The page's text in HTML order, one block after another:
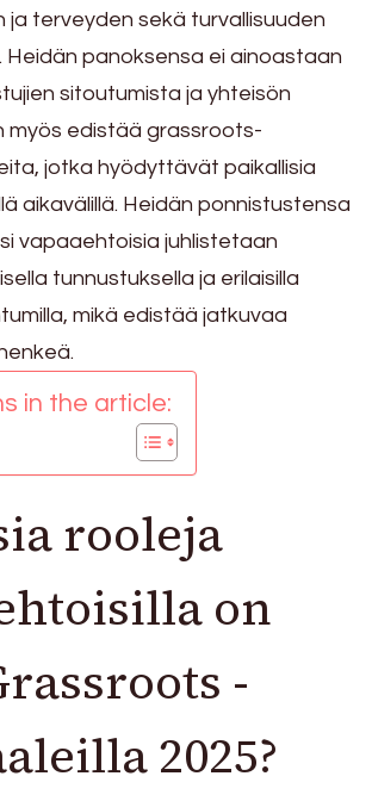
ja terveyden sekä turvallisuuden
Heidän panoksensa ei ainoastaan
sitoutumista ja yhteisön
myös edistää grassroots-
jotka hyödyttävät paikallisia
aikavälillä. Heidän ponnistustensa
vapaaehtoisia juhlistetaan
tunnustuksella ja erilaisilla
mikä edistää jatkuvaa
in the article:
rooleja
on
-
2025?